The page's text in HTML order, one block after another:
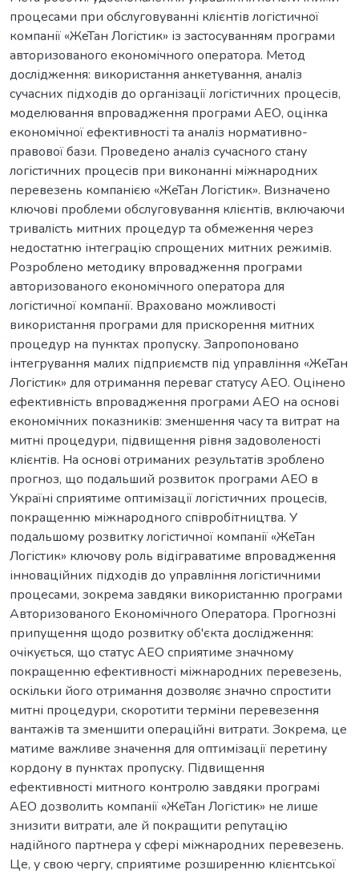
процесами при обслуговуванні клієнтів логістичної
компанії «ЖеТан Логістик» із застосуванням програми
авторизованого економічного оператора. Метод
дослідження: використання анкетування, аналіз
сучасних підходів до організації логістичних процесів,
моделювання впровадження програми АЕО, оцінка
економічної ефективності та аналіз нормативно-
правової бази. Проведено аналіз сучасного стану
логістичних процесів при виконанні міжнародних
перевезень компанією «ЖеТан Логістик». Визначено
ключові проблеми обслуговування клієнтів, включаючи
тривалість митних процедур та обмеження через
недостатню інтеграцію спрощених митних режимів.
Розроблено методику впровадження програми
авторизованого економічного оператора для
логістичної компанії. Враховано можливості
використання програми для прискорення митних
процедур на пунктах пропуску. Запропоновано
інтегрування малих підприємств під управління «ЖеТан
Логістик» для отримання переваг статусу АЕО. Оцінено
ефективність впровадження програми АЕО на основі
економічних показників: зменшення часу та витрат на
митні процедури, підвищення рівня задоволеності
клієнтів. На основі отриманих результатів зроблено
прогноз, що подальший розвиток програми АЕО в
Україні сприятиме оптимізації логістичних процесів,
покращенню міжнародного співробітництва. У
подальшому розвитку логістичної компанії «ЖеТан
Логістик» ключову роль відіграватиме впровадження
інноваційних підходів до управління логістичними
процесами, зокрема завдяки використанню програми
Авторизованого Економічного Оператора. Прогнозні
припущення щодо розвитку об'єкта дослідження:
очікується, що статус АЕО сприятиме значному
покращенню ефективності міжнародних перевезень,
оскільки його отримання дозволяє значно спростити
митні процедури, скоротити терміни перевезення
вантажів та зменшити операційні витрати. Зокрема, це
матиме важливе значення для оптимізації перетину
кордону в пунктах пропуску. Підвищення
ефективності митного контролю завдяки програмі
АЕО дозволить компанії «ЖеТан Логістик» не лише
знизити витрати, але й покращити репутацію
надійного партнера у сфері міжнародних перевезень.
Це, у свою чергу, сприятиме розширенню клієнтської